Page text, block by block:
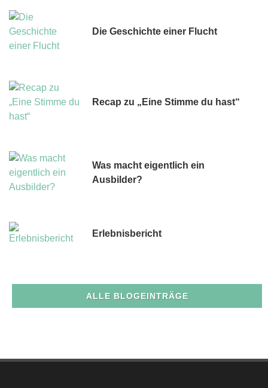
Die Geschichte einer Flucht
Recap zu „Eine Stimme du hast“
Was macht eigentlich ein
Ausbilder?
Erlebnisbericht
ALLE BLOGEINTRÄGE